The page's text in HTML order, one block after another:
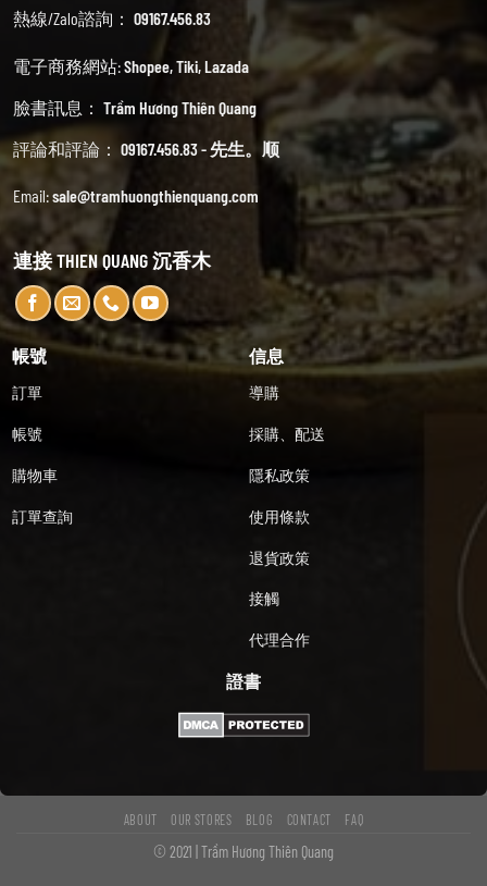
熱線/Zalo諮詢： 09167.456.83
電子商務網站:Shopee,Tiki,Lazada
臉書訊息： Trầm Hương Thiên Quang
評論和評論： 09167.456.83 - 先生。顺
Email:sale@tramhuongthienquang.com
連接 THIEN QUANG 沉香木
帳號
訂單
帳號
購物車
訂單查詢
信息
導購
採購、配送
隱私政策
使用條款
退貨政策
接觸
代理合作
證書
ABOUT OUR STORES BLOG CONTACT FAQ
© 2021 | Trầm Hương Thiên Quang